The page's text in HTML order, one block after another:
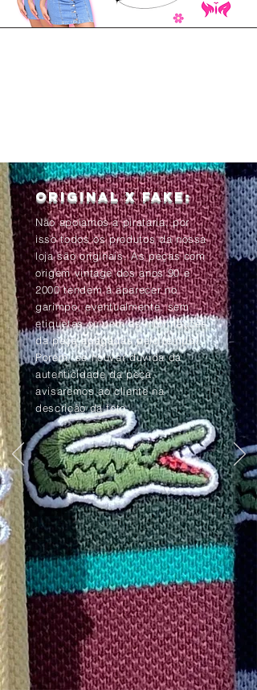
Original x Fake:
Não apoiamos a pirataria, por
isso todos os produtos da nossa
loja são originais. As peças com
origem vintage dos anos 90 e
2000 tendem à aparecer no
garimpo, eventualmente, sem
etiquetas ou com as informações
da peça apagadas pelo tempo.
Porém, se houver dúvida da
autenticidade da peça,
avisaremos ao cliente na
descrição da foto.